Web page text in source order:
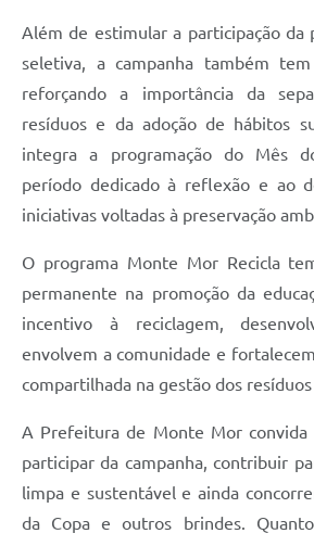
Além de estimular a participação da
seletiva, a campanha também
reforçando a importância da
resíduos e da adoção de hábitos
integra a programação do Mês
período dedicado à reflexão e ao
iniciativas voltadas à preservação
O programa Monte Mor Recicla
permanente na promoção da
incentivo à reciclagem,
envolvem a comunidade e
compartilhada na gestão dos
A Prefeitura de Monte Mor convida
participar da campanha, contribuir
limpa e sustentável e ainda
da Copa e outros brindes.